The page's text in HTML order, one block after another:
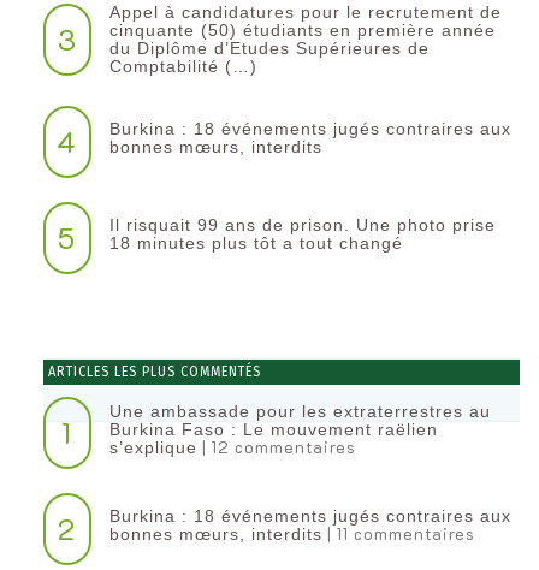
3
Appel à candidatures pour le recrutement de
cinquante (50) étudiants en première année
du Diplôme d’Etudes Supérieures de
Comptabilité (…)
4
Burkina : 18 événements jugés contraires aux
bonnes mœurs, interdits
5
Il risquait 99 ans de prison. Une photo prise
18 minutes plus tôt a tout changé
ARTICLES LES PLUS COMMENTÉS
1
Une ambassade pour les extraterrestres au
Burkina Faso : Le mouvement raëlien
s’explique | 12 commentaires
2
Burkina : 18 événements jugés contraires aux
bonnes mœurs, interdits | 11 commentaires